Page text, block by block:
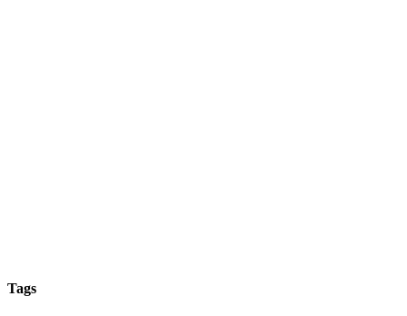
Tags